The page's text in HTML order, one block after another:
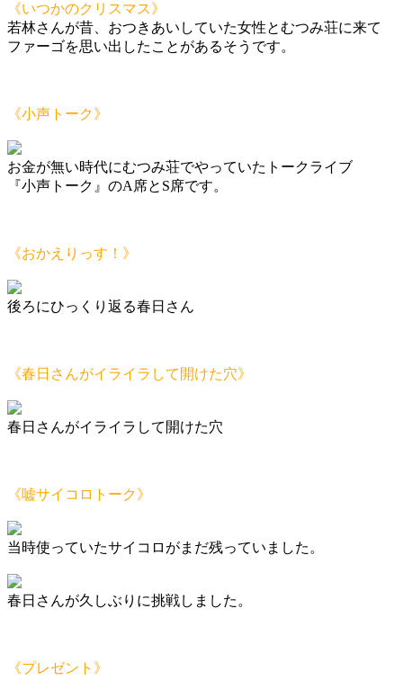
《いつかのクリスマス》
若林さんが昔、おつきあいしていた女性とむつみ荘に来て
ファーゴを思い出したことがあるそうです。
《小声トーク》
お金が無い時代にむつみ荘でやっていたトークライブ
『小声トーク』のA席とS席です。
《おかえりっす！》
後ろにひっくり返る春日さん
《春日さんがイライラして開けた穴》
春日さんがイライラして開けた穴
《嘘サイコロトーク》
当時使っていたサイコロがまだ残っていました。
春日さんが久しぶりに挑戦しました。
《プレゼント》